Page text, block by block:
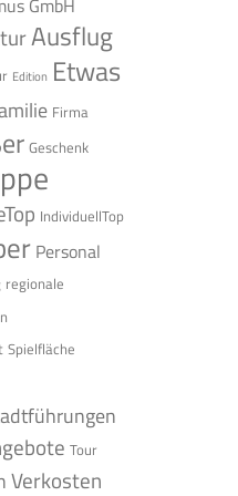
Ausflug
Edition Etwas
Firma
Geschenk
IndividuellTop
Personal
regionale
Spielfläche
Tour
Verkosten